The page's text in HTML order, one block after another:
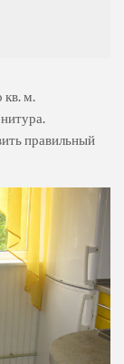
кв. м.
правильный